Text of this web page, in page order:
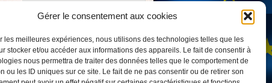
Gérer le consentement aux cookies
les meilleures expériences, nous utilisons des technologies telles que les
stocker et/ou accéder aux informations des appareils. Le fait de consentir à
nous permettra de traiter des données telles que le comportement de
ou les ID uniques sur ce site. Le fait de ne pas consentir ou de retirer son
Album – CP IRISSARY
Album – Icare
Album – irissarry
Album – jpierre
Album – PAYOLLE 04/013
Album – voile-CM2